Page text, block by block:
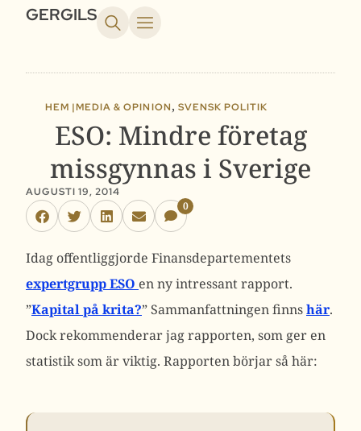
GERGILS
HEM |MEDIA & OPINION, SVENSK POLITIK
ESO: Mindre företag
missgynnas i Sverige
AUGUSTI 19, 2014
0
Idag offentliggjorde Finansdepartementets
expertgrupp ESO en ny intressant rapport.
”Kapital på krita?” Sammanfattningen finnshär.
Dock rekommenderar jag rapporten, som ger en
statistik som är viktig. Rapporten börjar så här: